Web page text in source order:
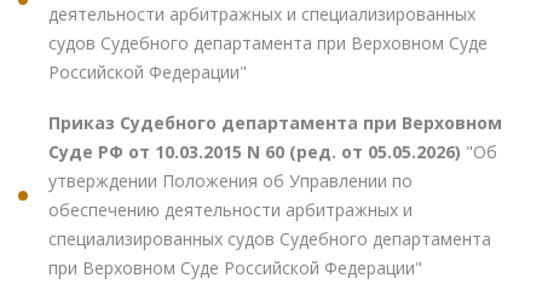
деятельности арбитражных и специализированных
судов Судебного департамента при Верховном Суде
Российской Федерации"
Приказ Судебного департамента при Верховном
Суде РФ от 10.03.2015 N 60 (ред. от 05.05.2026) "Об
утверждении Положения об Управлении по
обеспечению деятельности арбитражных и
специализированных судов Судебного департамента
при Верховном Суде Российской Федерации"